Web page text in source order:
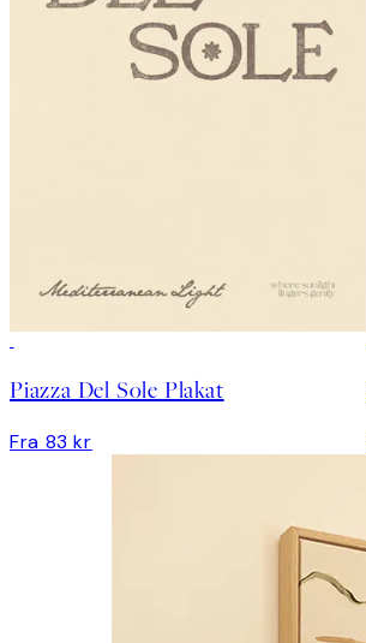
Piazza Del Sole Plakat
Fra 83 kr